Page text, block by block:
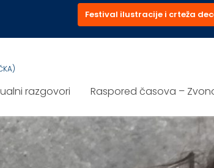
Festival ilustracije i crteža
razgovori Raspored časova –